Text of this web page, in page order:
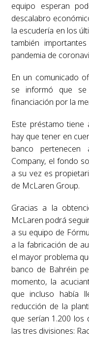
equipo esperan
descalabro
la escudería en los
también
pandemia de
En un comunicado
se informó que
financiación por la
Este préstamo tiene
hay que tener en
banco pertenecen
Company, el fondo
a su vez es
de McLaren Group.
Gracias a la
McLaren podrá
a su equipo de
a la fabricación de
el mayor problema
banco de Bahréin
momento, la
que incluso había
reducción de la
que serían 1.200
las tres divisiones: